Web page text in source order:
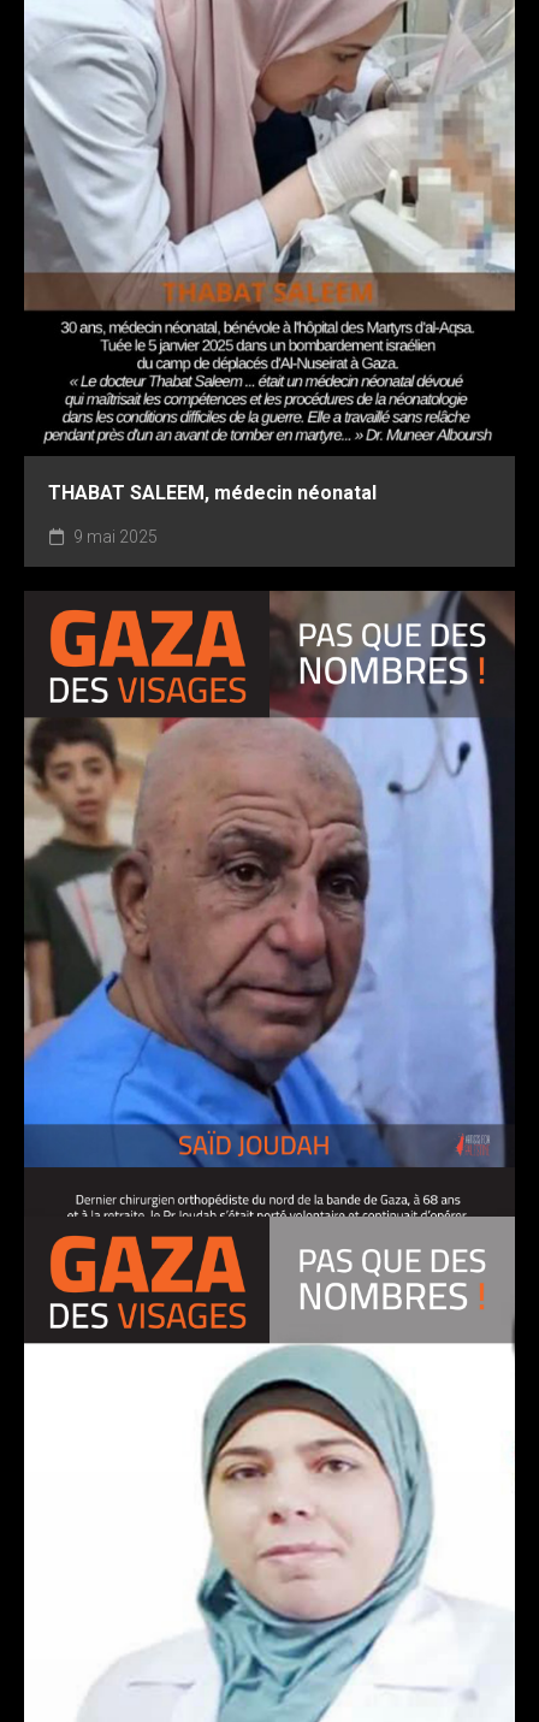
THABAT SALEEM, médecin néonatal
9 mai 2025
SAïD JOUDAH, chirurgien orthopédiste